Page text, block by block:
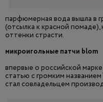
парфюмерная вода вышла в
(отсылка к красной
оттенки страсти.
микроигольные патчи blom
впервые о российской
статью с громким
стал совладельцем